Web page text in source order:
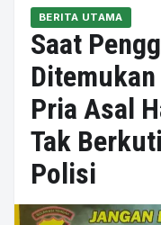
BERITA UTAMA
Saat
Pria Asal
Tak
Polisi